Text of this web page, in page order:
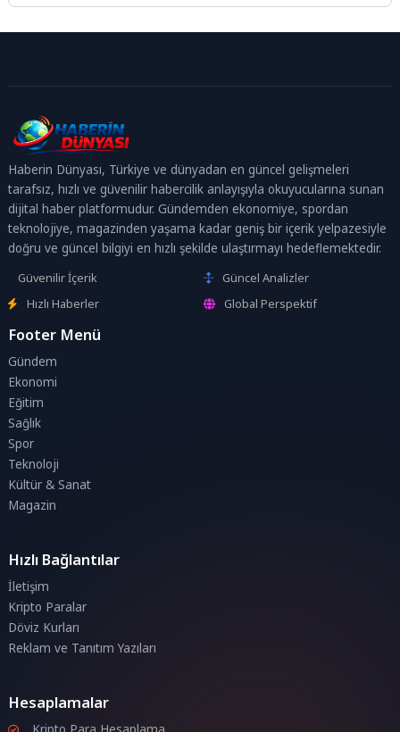
Haberin Dünyası, Türkiye ve dünyadan en güncel gelişmeleri
tarafsız, hızlı ve güvenilir habercilik anlayışıyla okuyucularına sunan
dijital haber platformudur. Gündemden ekonomiye, spordan
teknolojiye, magazinden yaşama kadar geniş bir içerik yelpazesiyle
doğru ve güncel bilgiyi en hızlı şekilde ulaştırmayı hedeflemektedir.
Güvenilir İçerik
Güncel Analizler
Hızlı Haberler
Global Perspektif
Footer Menü
Gündem
Ekonomi
Eğitim
Sağlık
Spor
Teknoloji
Kültür & Sanat
Magazin
Hızlı Bağlantılar
İletişim
Kripto Paralar
Döviz Kurları
Reklam ve Tanıtım Yazıları
Hesaplamalar